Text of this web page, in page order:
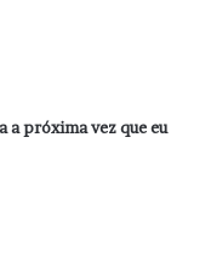
a próxima vez que eu